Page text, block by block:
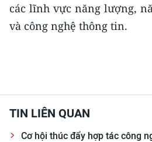
các lĩnh vực năng lượng,
và công nghệ thông tin.
TIN LIÊN QUAN
Cơ hội thúc đẩy hợp tác công